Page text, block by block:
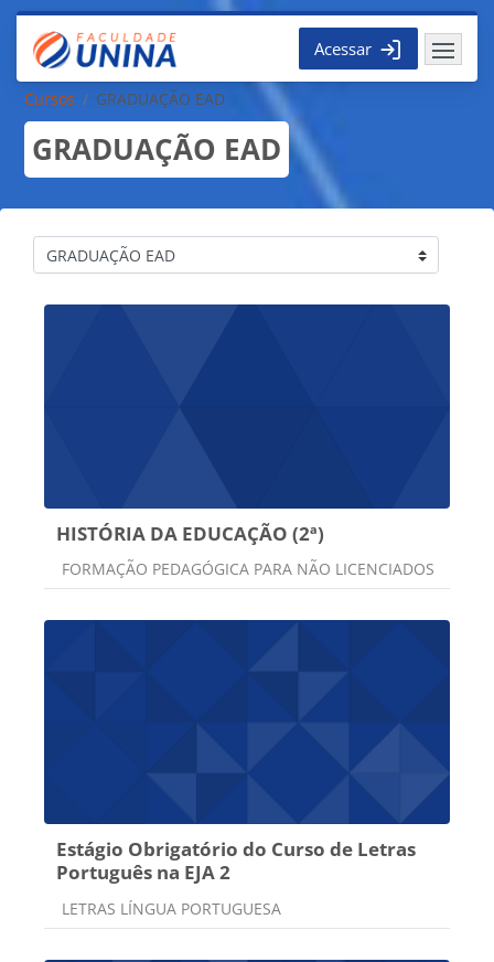
Ir para o conteúdo principal
Acessar
Cursos GRADUAÇÃO EAD
GRADUAÇÃO EAD
Categorias de Cursos
HISTÓRIA DA EDUCAÇÃO (2ª)
Categoria do curso
FORMAÇÃO PEDAGÓGICA PARA NÃO LICENCIADOS
Estágio Obrigatório do Curso de Letras
Português na EJA 2
Categoria do curso
LETRAS LÍNGUA PORTUGUESA